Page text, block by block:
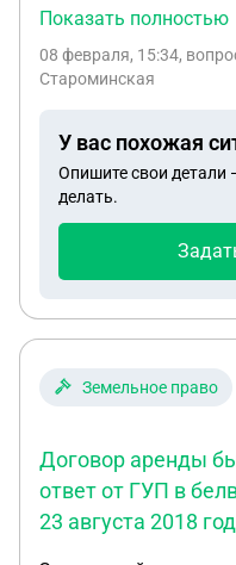
одном земельном
что мне для этого
делать ? Можете
инструкцию
Показать полностью
08 февраля, 15:34,
Староминская
У вас похожая
Опишите свои детали
делать.
Земельное право
Договор аренды
ответ от ГУП в
23 августа 2018